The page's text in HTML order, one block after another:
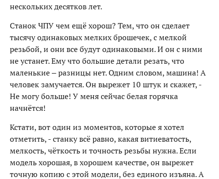
нескольких десятков лет.
Станок ЧПУ чем ещё хорош? Тем, что он сделает
тысячу одинаковых мелких брошечек, с мелкой
резьбой, и они все будут одинаковыми. И он с ними
не устанет. Ему что большие детали резать, что
маленькие – разницы нет. Одним словом, машина! А
человек замучается. Он вырежет 10 штук и скажет, -
Не могу больше! У меня сейчас белая горячка
начнётся!
Кстати, вот один из моментов, которые я хотел
отметить, - станку всё равно, какая витиеватость,
мелкость, чёткость и точность резьбы нужна. Если
модель хорошая, в хорошем качестве, он вырежет
точную копию с этой модели, без единого изъяна. А